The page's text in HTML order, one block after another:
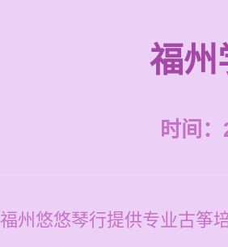
福州
时间
福州悠悠琴行提供专业古筝